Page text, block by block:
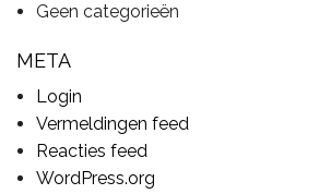
ONLINE SALE
DRUMSCHOOL
CONTACT
Geen categorieën
META
Login
Vermeldingen feed
Reacties feed
WordPress.org